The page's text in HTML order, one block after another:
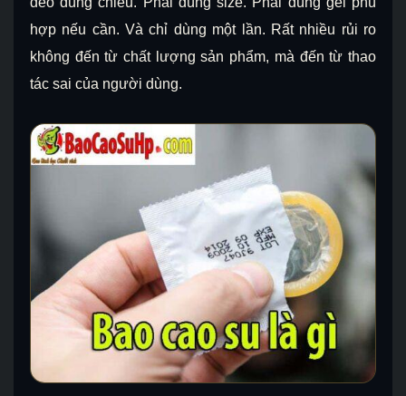
hợp nếu cần. Và chỉ dùng một lần. Rất nhiều rủi ro
không đến từ chất lượng sản phẩm, mà đến từ thao
tác sai của người dùng.